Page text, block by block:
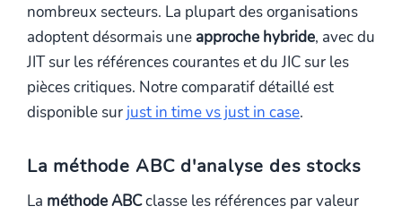
nombreux secteurs. La plupart des organisations
adoptent désormais une approche hybride, avec du
JIT sur les références courantes et du JIC sur les
pièces critiques. Notre comparatif détaillé est
disponible sur just in time vs just in case.
La méthode ABC d'analyse des stocks
La méthode ABCclasse les références par valeur